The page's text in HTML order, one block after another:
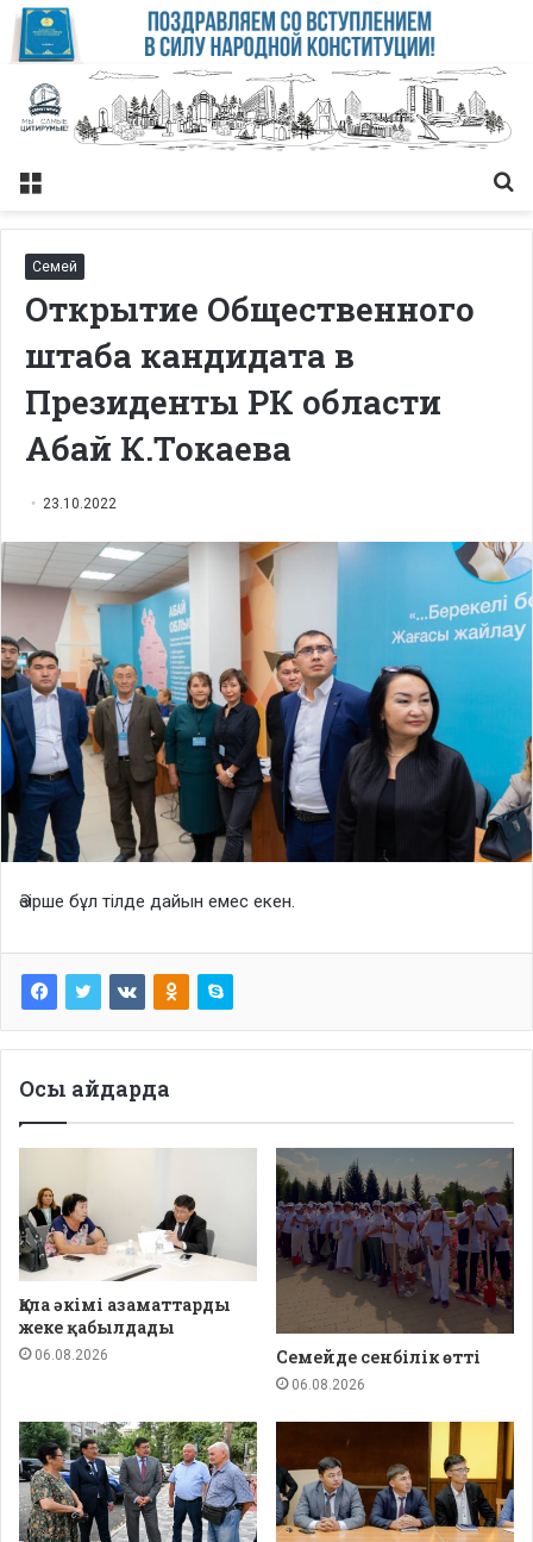
Меню
Семей
Открытие Общественного
штаба кандидата в
Президенты РК области
Абай К.Токаева
23.10.2022
Әзірше бұл тілде дайын емес екен.
Осы айдарда
Қала әкімі азаматтарды
жеке қабылдады
06.08.2026 Семейде сенбілік өтті
06.08.2026